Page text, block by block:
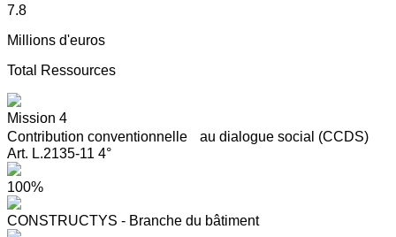
7.8
Millions d'euros
Total Ressources
Mission 4
Contribution conventionnelle au dialogue social (CCDS)
Art. L.2135-11 4°
100%
CONSTRUCTYS - Branche du bâtiment